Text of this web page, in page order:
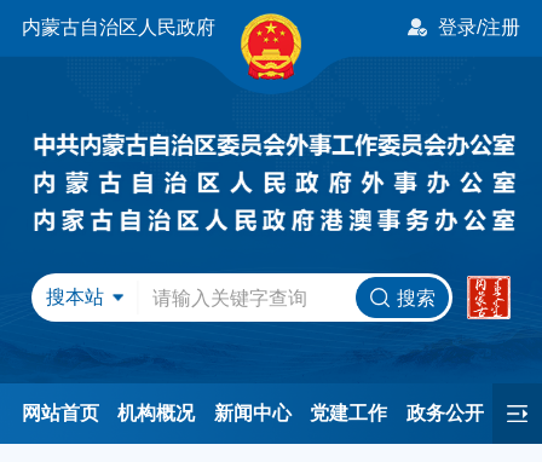
内蒙古自治区人民政府 登录/注册
搜本站 搜索
网站首页 机构概况 新闻中心 党建工作 政务公开